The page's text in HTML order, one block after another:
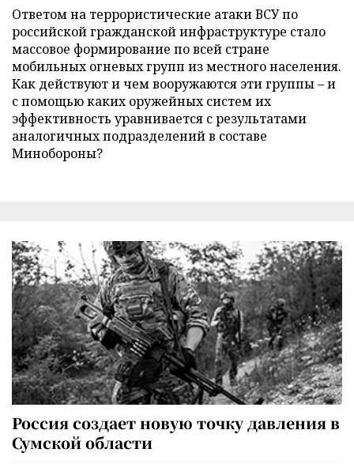
Ответом на террористические атаки ВСУ по
российской гражданской инфраструктуре стало
массовое формирование по всей стране
мобильных огневых групп из местного населения.
Как действуют и чем вооружаются эти группы – и
с помощью каких оружейных систем их
эффективность уравнивается с результатами
аналогичных подразделений в составе
Минобороны?
Россия создает новую точку давления в
Сумской области